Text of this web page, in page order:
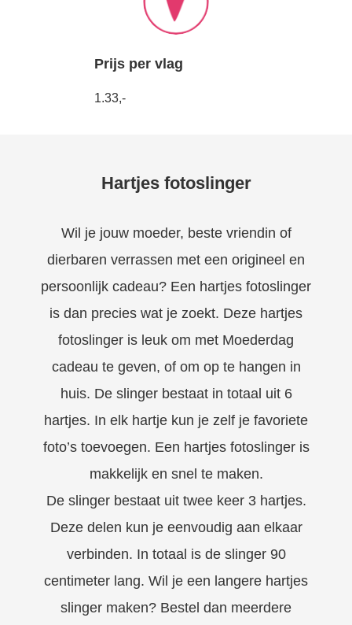
Prijs per vlag
1.33,-
Hartjes fotoslinger
Wil je jouw moeder, beste vriendin of
dierbaren verrassen met een origineel en
persoonlijk cadeau? Een hartjes fotoslinger
is dan precies wat je zoekt. Deze hartjes
fotoslinger is leuk om met Moederdag
cadeau te geven, of om op te hangen in
huis. De slinger bestaat in totaal uit 6
hartjes. In elk hartje kun je zelf je favoriete
foto’s toevoegen. Een hartjes fotoslinger is
makkelijk en snel te maken.
De slinger bestaat uit twee keer 3 hartjes.
Deze delen kun je eenvoudig aan elkaar
verbinden. In totaal is de slinger 90
centimeter lang. Wil je een langere hartjes
slinger maken? Bestel dan meerdere